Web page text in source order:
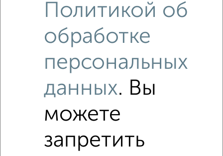
Недалеко от Серпухов с ценой ниже
Политикой об
обработке
персональных
данных. Вы
можете
запретить